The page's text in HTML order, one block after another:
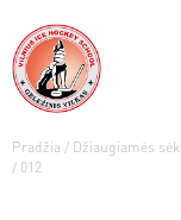
Pradžia / Džiaugiamės
/ 012